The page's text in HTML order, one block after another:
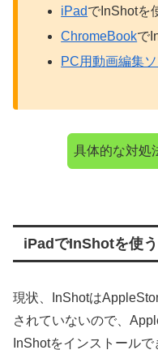
iPadでInShotを
ChromeBookで
PC用動画編集ソ
具体的な対処
iPadでInShotを使う
現状、InShotは
されていないので、
InShotをインストールで